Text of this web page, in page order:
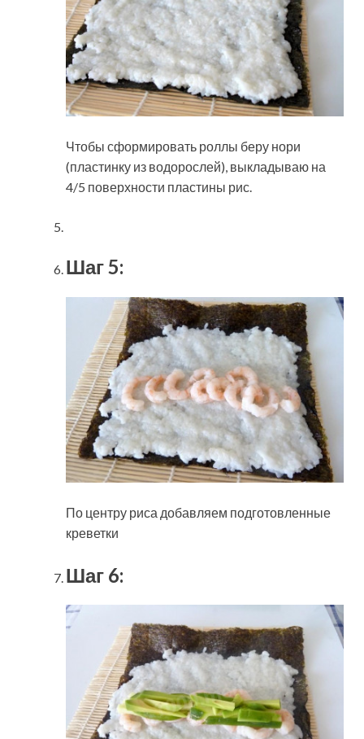
Чтобы сформировать роллы беру нори
(пластинку из водорослей), выкладываю на
4/5 поверхности пластины рис.
Шаг 5:
По центру риса добавляем подготовленные
креветки
Шаг 6: